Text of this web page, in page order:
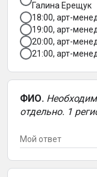
Галина Ерещук
18:00, арт-
19:00, арт-
20:00, арт-
21:00, арт-
ФИО.
отдельно. 1